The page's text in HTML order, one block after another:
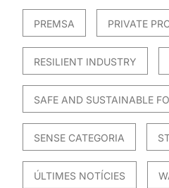
PREMSA PRIVATE
RESILIENT INDUSTRY
SAFE AND SUSTAINABLE
SENSE CATEGORIA
ÚLTIMES NOTÍCIES